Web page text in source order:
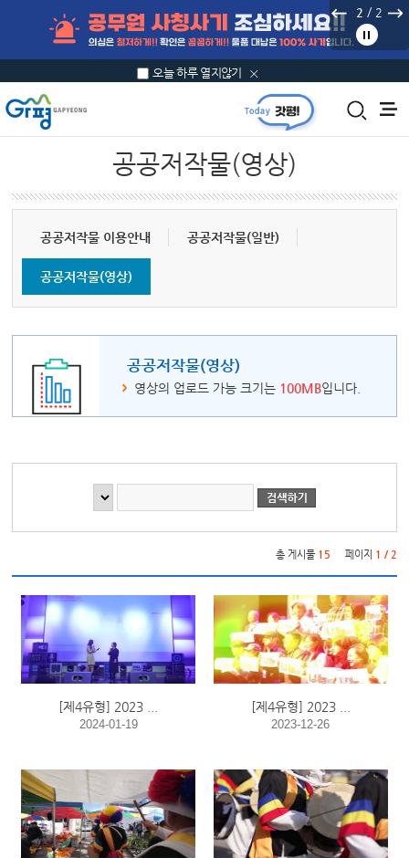
2 / 2
오늘 하루 열지않기
공공저작물(영상)
공공저작물 이용안내 공공저작물(일반)
공공저작물(영상)
공공저작물(영상)
영상의 업로드 가능 크기는 100MB입니다.
총 게시물 15 페이지 1 / 2
[제4유형] 2023 ...
2024-01-19
[제4유형] 2023 ...
2023-12-26